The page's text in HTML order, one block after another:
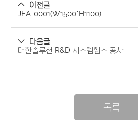
이전글
JEA-0001(W1500*H1100)
다음글
대한솔루션 R&D 시스템휀스 공사
목록